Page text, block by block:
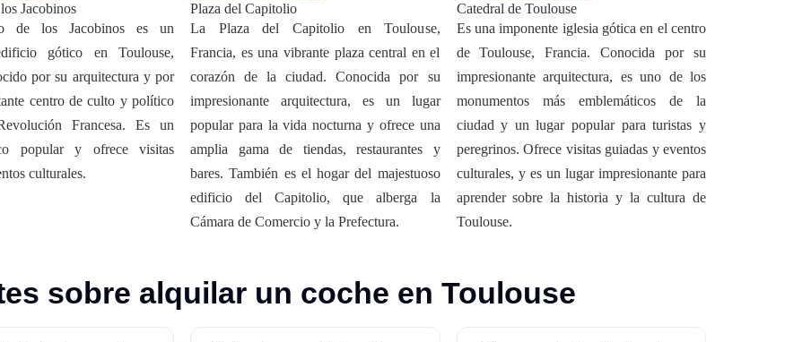
Jacobinos
de los Jacobinos es un
gótico en Toulouse,
por su arquitectura y por
centro de culto y político
Francesa. Es un
popular y ofrece visitas
culturales.
Plaza del Capitolio
La Plaza del Capitolio en Toulouse,
Francia, es una vibrante plaza central en el
corazón de la ciudad. Conocida por su
impresionante arquitectura, es un lugar
popular para la vida nocturna y ofrece una
amplia gama de tiendas, restaurantes y
bares. También es el hogar del majestuoso
edificio del Capitolio, que alberga la
Cámara de Comercio y la Prefectura.
Catedral de Toulouse
Es una imponente iglesia gótica en el centro
de Toulouse, Francia. Conocida por su
impresionante arquitectura, es uno de los
monumentos más emblemáticos de la
ciudad y un lugar popular para turistas y
peregrinos. Ofrece visitas guiadas y eventos
culturales, y es un lugar impresionante para
aprender sobre la historia y la cultura de
Toulouse.
sobre alquilar un coche en Toulouse